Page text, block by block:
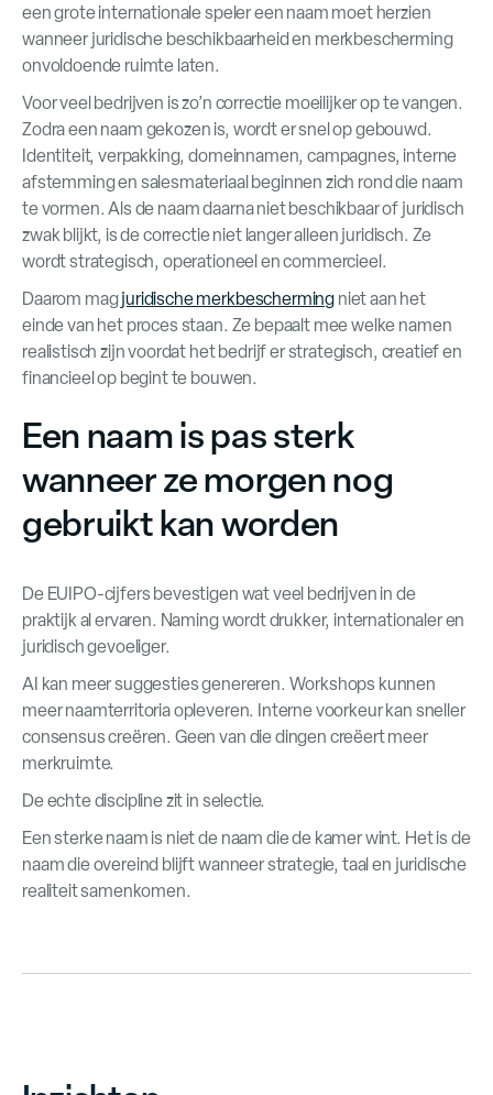
een grote internationale speler een naam moet herzien
wanneer juridische beschikbaarheid en merkbescherming
onvoldoende ruimte laten.
Voor veel bedrijven is zo’n correctie moeilijker op te vangen.
Zodra een naam gekozen is, wordt er snel op gebouwd.
Identiteit, verpakking, domeinnamen, campagnes, interne
afstemming en salesmateriaal beginnen zich rond die naam
te vormen. Als de naam daarna niet beschikbaar of juridisch
zwak blijkt, is de correctie niet langer alleen juridisch. Ze
wordt strategisch, operationeel en commercieel.
Daarom magjuridische merkbeschermingniet aan het
einde van het proces staan. Ze bepaalt mee welke namen
realistisch zijn voordat het bedrijf er strategisch, creatief en
financieel op begint te bouwen.
Een naam is pas sterk
wanneer ze morgen nog
gebruikt kan worden
De EUIPO-cijfers bevestigen wat veel bedrijven in de
praktijk al ervaren. Naming wordt drukker, internationaler en
juridisch gevoeliger.
AI kan meer suggesties genereren. Workshops kunnen
meer naamterritoria opleveren. Interne voorkeur kan sneller
consensus creëren. Geen van die dingen creëert meer
merkruimte.
De echte discipline zit in selectie.
Een sterke naam is niet de naam die de kamer wint. Het is de
naam die overeind blijft wanneer strategie, taal en juridische
realiteit samenkomen.